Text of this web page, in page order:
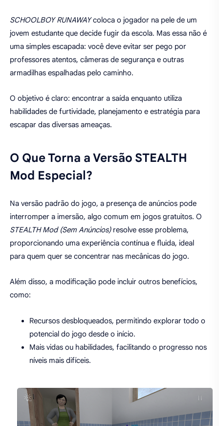
SCHOOLBOY RUNAWAYcoloca o jogador na pele de um
jovem estudante que decide fugir da escola. Mas essa não é
uma simples escapada: você deve evitar ser pego por
professores atentos, câmeras de segurança e outras
armadilhas espalhadas pelo caminho.
O objetivo é claro: encontrar a saída enquanto utiliza
habilidades de furtividade, planejamento e estratégia para
escapar das diversas ameaças.
O Que Torna a Versão STEALTH
Mod Especial?
Na versão padrão do jogo, a presença de anúncios pode
interromper a imersão, algo comum em jogos gratuitos. O
STEALTH Mod (Sem Anúncios)resolve esse problema,
proporcionando uma experiência contínua e fluida, ideal
para quem quer se concentrar nas mecânicas do jogo.
Além disso, a modificação pode incluir outros benefícios,
como:
Recursos desbloqueados, permitindo explorar todo o
potencial do jogo desde o início.
Mais vidas ou habilidades, facilitando o progresso nos
níveis mais difíceis.